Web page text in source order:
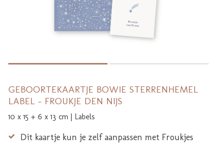
GEBOORTEKAARTJE BOWIE STERRENHEMEL
LABEL - FROUKJE DEN NIJS
10 x 15 + 6 x 13 cm | Labels
Dit kaartje kun je zelf aanpassen met Froukjes